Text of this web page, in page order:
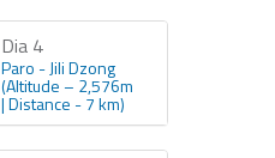
Dia 4
Paro - Jili Dzong
(Altitude – 2,576m
| Distance - 7 km)